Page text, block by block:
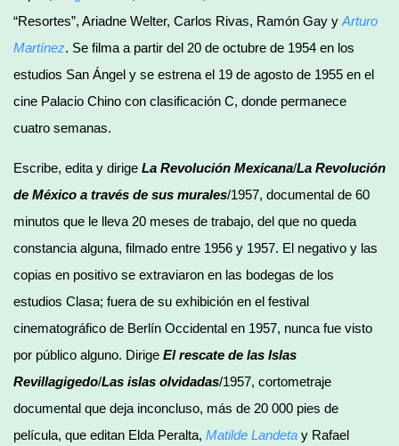
“Resortes”, Ariadne Welter, Carlos Rivas, Ramón Gay y Arturo
Martínez. Se filma a partir del 20 de octubre de 1954 en los
estudios San Ángel y se estrena el 19 de agosto de 1955 en el
cine Palacio Chino con clasificación C, donde permanece
cuatro semanas.
Escribe, edita y dirige La Revolución Mexicana/La Revolución
de México a través de sus murales/1957, documental de 60
minutos que le lleva 20 meses de trabajo, del que no queda
constancia alguna, filmado entre 1956 y 1957. El negativo y las
copias en positivo se extraviaron en las bodegas de los
estudios Clasa; fuera de su exhibición en el festival
cinematográfico de Berlín Occidental en 1957, nunca fue visto
por público alguno. Dirige El rescate de las Islas
Revillagigedo/Las islas olvidadas/1957, cortometraje
documental que deja inconcluso, más de 20 000 pies de
película, que editan Elda Peralta, Matilde Landeta y Rafael